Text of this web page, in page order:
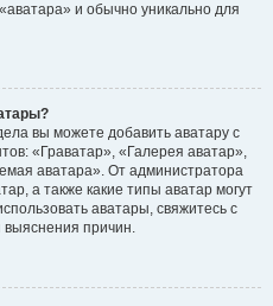
и обычно уникально для
вы можете добавить аватару с
«Граватар», «Галерея аватар»,
аватара». От администратора
а также какие типы аватар могут
аватары, свяжитесь с
причин.